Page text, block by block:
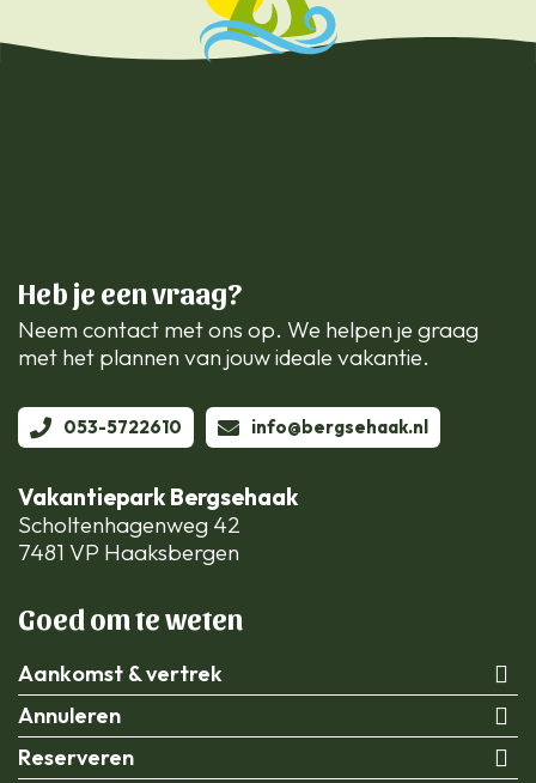
Heb je een vraag?
Neem contact met ons op. We helpen je graag
met het plannen van jouw ideale vakantie.
053-5722610 info@bergsehaak.nl
Vakantiepark Bergsehaak
Scholtenhagenweg 42
7481 VP Haaksbergen
Goed om te weten
Aankomst & vertrek
Annuleren
Reserveren